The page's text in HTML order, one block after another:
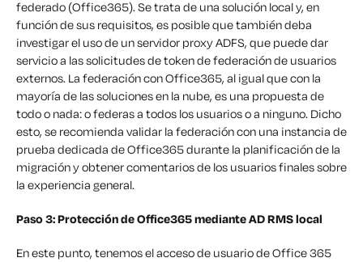
federado (Office365). Se trata de una solución local y, en
función de sus requisitos, es posible que también deba
investigar el uso de un servidor proxy ADFS, que puede dar
servicio a las solicitudes de token de federación de usuarios
externos. La federación con Office365, al igual que con la
mayoría de las soluciones en la nube, es una propuesta de
todo o nada: o federas a todos los usuarios o a ninguno. Dicho
esto, se recomienda validar la federación con una instancia de
prueba dedicada de Office365 durante la planificación de la
migración y obtener comentarios de los usuarios finales sobre
la experiencia general.
Paso 3: Protección de Office365 mediante AD RMS local
En este punto, tenemos el acceso de usuario de Office 365